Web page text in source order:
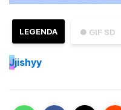
● GIF SD
LEGENDA
Jjishyy